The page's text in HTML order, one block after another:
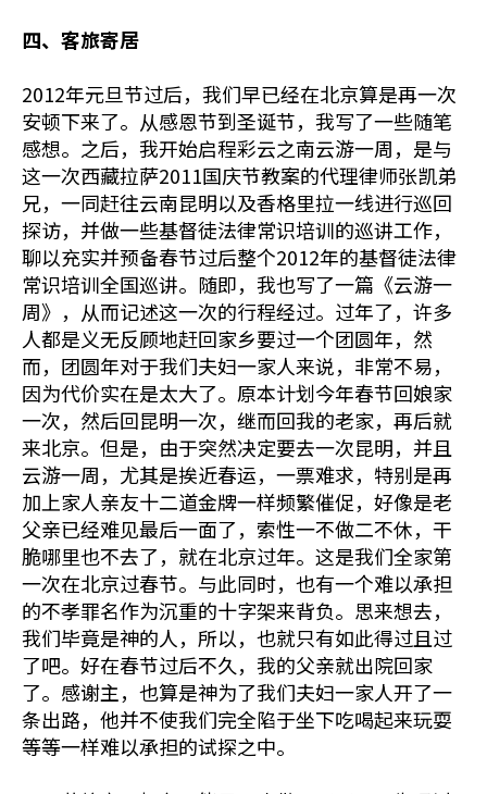
四、客旅寄居
2012年元旦节过后，我们早已经在北京算是再一次
安顿下来了。从感恩节到圣诞节，我写了一些随笔
感想。之后，我开始启程彩云之南云游一周，是与
这一次西藏拉萨2011国庆节教案的代理律师张凯弟
兄，一同赶往云南昆明以及香格里拉一线进行巡回
探访，并做一些基督徒法律常识培训的巡讲工作，
聊以充实并预备春节过后整个2012年的基督徒法律
常识培训全国巡讲。随即，我也写了一篇《云游一
周》，从而记述这一次的行程经过。过年了，许多
人都是义无反顾地赶回家乡要过一个团圆年，然
而，团圆年对于我们夫妇一家人来说，非常不易，
因为代价实在是太大了。原本计划今年春节回娘家
一次，然后回昆明一次，继而回我的老家，再后就
来北京。但是，由于突然决定要去一次昆明，并且
云游一周，尤其是挨近春运，一票难求，特别是再
加上家人亲友十二道金牌一样频繁催促，好像是老
父亲已经难见最后一面了，索性一不做二不休，干
脆哪里也不去了，就在北京过年。这是我们全家第
一次在北京过春节。与此同时，也有一个难以承担
的不孝罪名作为沉重的十字架来背负。思来想去，
我们毕竟是神的人，所以，也就只有如此得过且过
了吧。好在春节过后不久，我的父亲就出院回家
了。感谢主，也算是神为了我们夫妇一家人开了一
条出路，他并不使我们完全陷于坐下吃喝起来玩耍
等等一样难以承担的试探之中。